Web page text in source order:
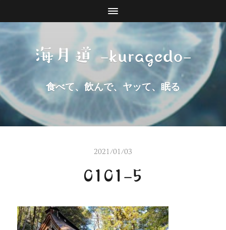
海月道 -kuragedo-
食べて、飲んで、ヤッて、眠る
2021/01/03
0101-5